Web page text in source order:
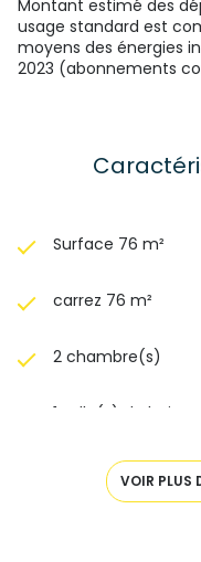
Montant estimé des
usage standard est
moyens des énergies
2023 (abonnements
Surface 76 m²
carrez 76 m²
2 chambre(s)
1 salle(s) de bain
2 salle(s) d'eau
VOIR PLUS